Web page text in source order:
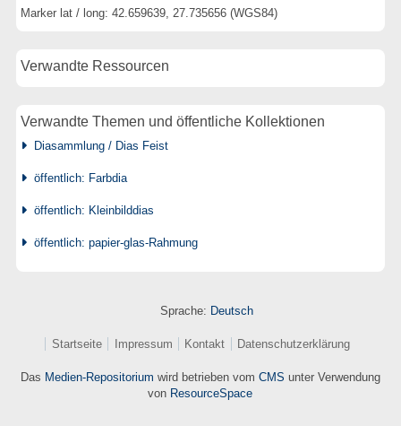
Marker lat / long: 42.659639, 27.735656 (WGS84)
Verwandte Ressourcen
Verwandte Themen und öffentliche Kollektionen
Diasammlung / Dias Feist
öffentlich: Farbdia
öffentlich: Kleinbilddias
öffentlich: papier-glas-Rahmung
Sprache: Deutsch
Startseite Impressum Kontakt Datenschutzerklärung
Das Medien-Repositorium wird betrieben vom CMS unter Verwendung
von ResourceSpace